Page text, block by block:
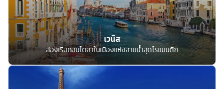
เวนิส
ล่องเรือกอนโดลาในเมืองแห่งสายน้ำสุดโรแมนติก